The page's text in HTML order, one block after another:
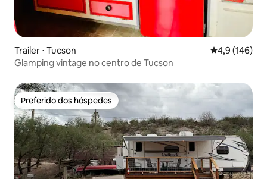
Trailer ⋅ Tucson 4,9 de uma
4,9 (146)
Glamping vintage no centro de Tucson
Preferido dos hóspedes
Preferido dos hóspedes